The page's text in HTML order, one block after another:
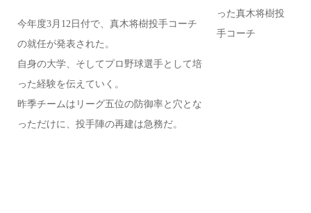
今年度3月 12日付で、真木将樹投手コーチ
の就任が発表された。
自身の大学、そしてプロ野球選手として培
った経験を伝えていく。
昨季チームはリーグ五位の防御率と穴とな
っただけに、投手陣の再建は急務だ。
った真木将樹投
手コーチ